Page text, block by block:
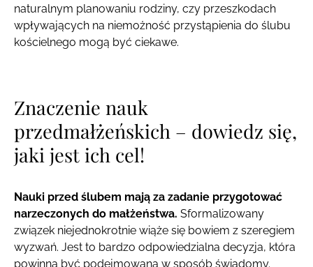
naturalnym planowaniu rodziny, czy przeszkodach
wpływających na niemożność przystąpienia do ślubu
kościelnego mogą być ciekawe.
Znaczenie nauk
przedmałżeńskich – dowiedz się,
jaki jest ich cel!
Nauki przed ślubem mają za zadanie przygotować
narzeczonych do małżeństwa. Sformalizowany
związek niejednokrotnie wiąże się bowiem z szeregiem
wyzwań. Jest to bardzo odpowiedzialna decyzja, która
powinna być podejmowana w sposób świadomy.